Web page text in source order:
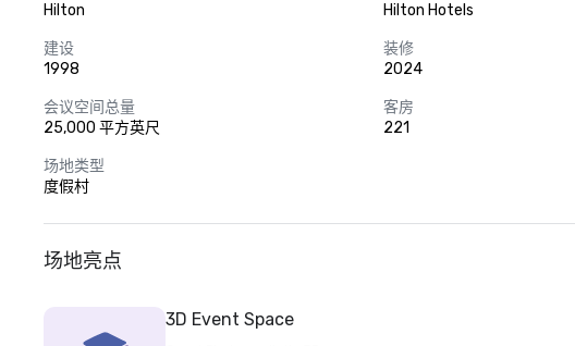
Hilton
Hilton Hotels
建设
1998
装修
2024
会议空间总量
25,000 平方英尺
客房
221
场地类型
度假村
场地亮点
3D Event Space